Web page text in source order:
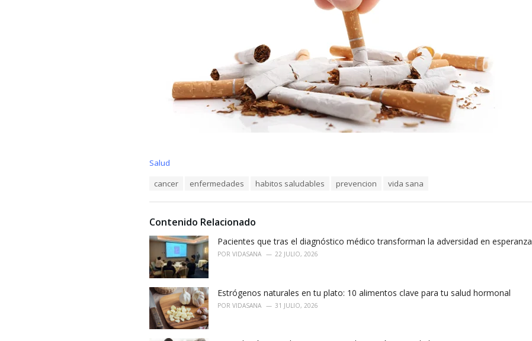
C
r
i
e
:
Salud
:
cancer enfermedades habitos saludables prevencion vida sana
Contenido Relacionado
Pacientes que tras el diagnóstico médico transforman la adversidad en esperanza
POR VIDASANA 22 JULIO, 2026
Estrógenos naturales en tu plato: 10 alimentos clave para tu salud hormonal
POR VIDASANA 31 JULIO, 2026